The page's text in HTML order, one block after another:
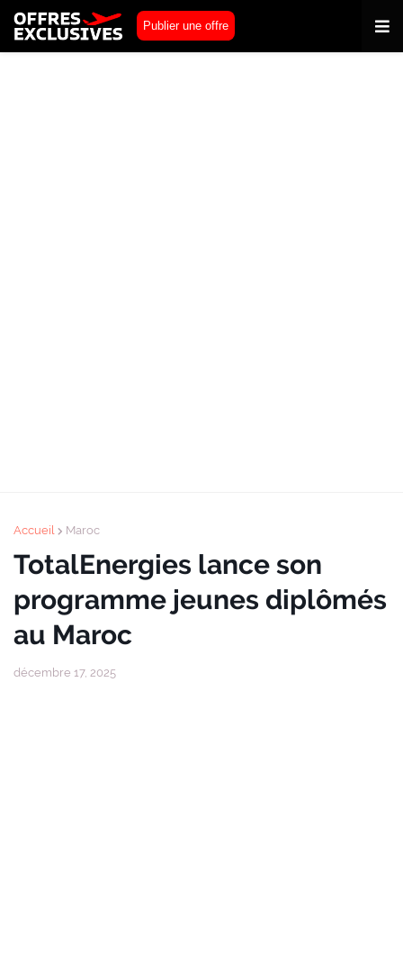
Publier une offre
Accueil Maroc
TotalEnergies lance son
programme jeunes diplômés
au Maroc
décembre 17, 2025